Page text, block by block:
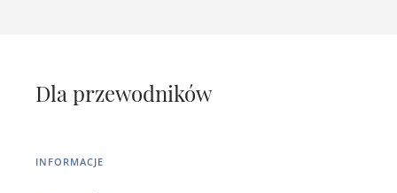
Dla przewodników
INFORMACJE